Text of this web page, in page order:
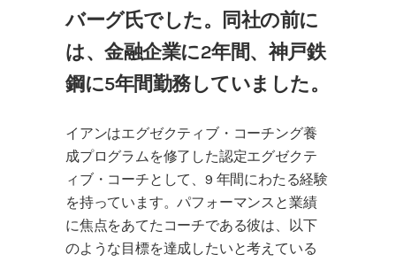
バーグ氏でした。同社の前に
は、金融企業に2年間、神戸鉄
鋼に5年間勤務していました。
イアンはエグゼクティブ・コーチング養
成プログラムを修了した認定エグゼクテ
ィブ・コーチとして、9 年間にわたる経験
を持っています。パフォーマンスと業績
に焦点をあてたコーチである彼は、以下
のような目標を達成したいと考えている